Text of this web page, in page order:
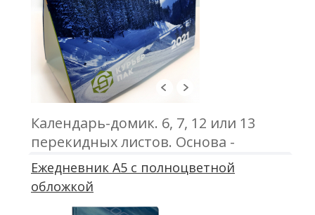
Календарь-домик. 6, 7, 12 или 13
перекидных листов. Основа -
картон. Бумага листов мелованная
130 г/м2, 150 г/м2. Цветная печать.
Ежедневник А5 с полноцветной
обложкой